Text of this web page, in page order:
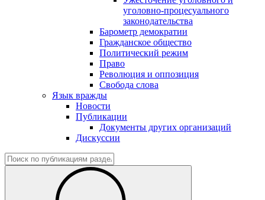
уголовно-процесуального
законодательства
Барометр демократии
Гражданское общество
Политический режим
Право
Революция и оппозиция
Свобода слова
Язык вражды
Новости
Публикации
Документы других организаций
Дискуссии